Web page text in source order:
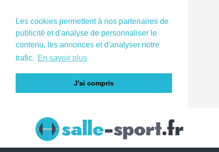
Les cookies permettent à nos partenaires de
publicité et d'analyse de personnaliser le
contenu, les annonces et d'analyser notre
trafic. En savoir plus
J'ai compris